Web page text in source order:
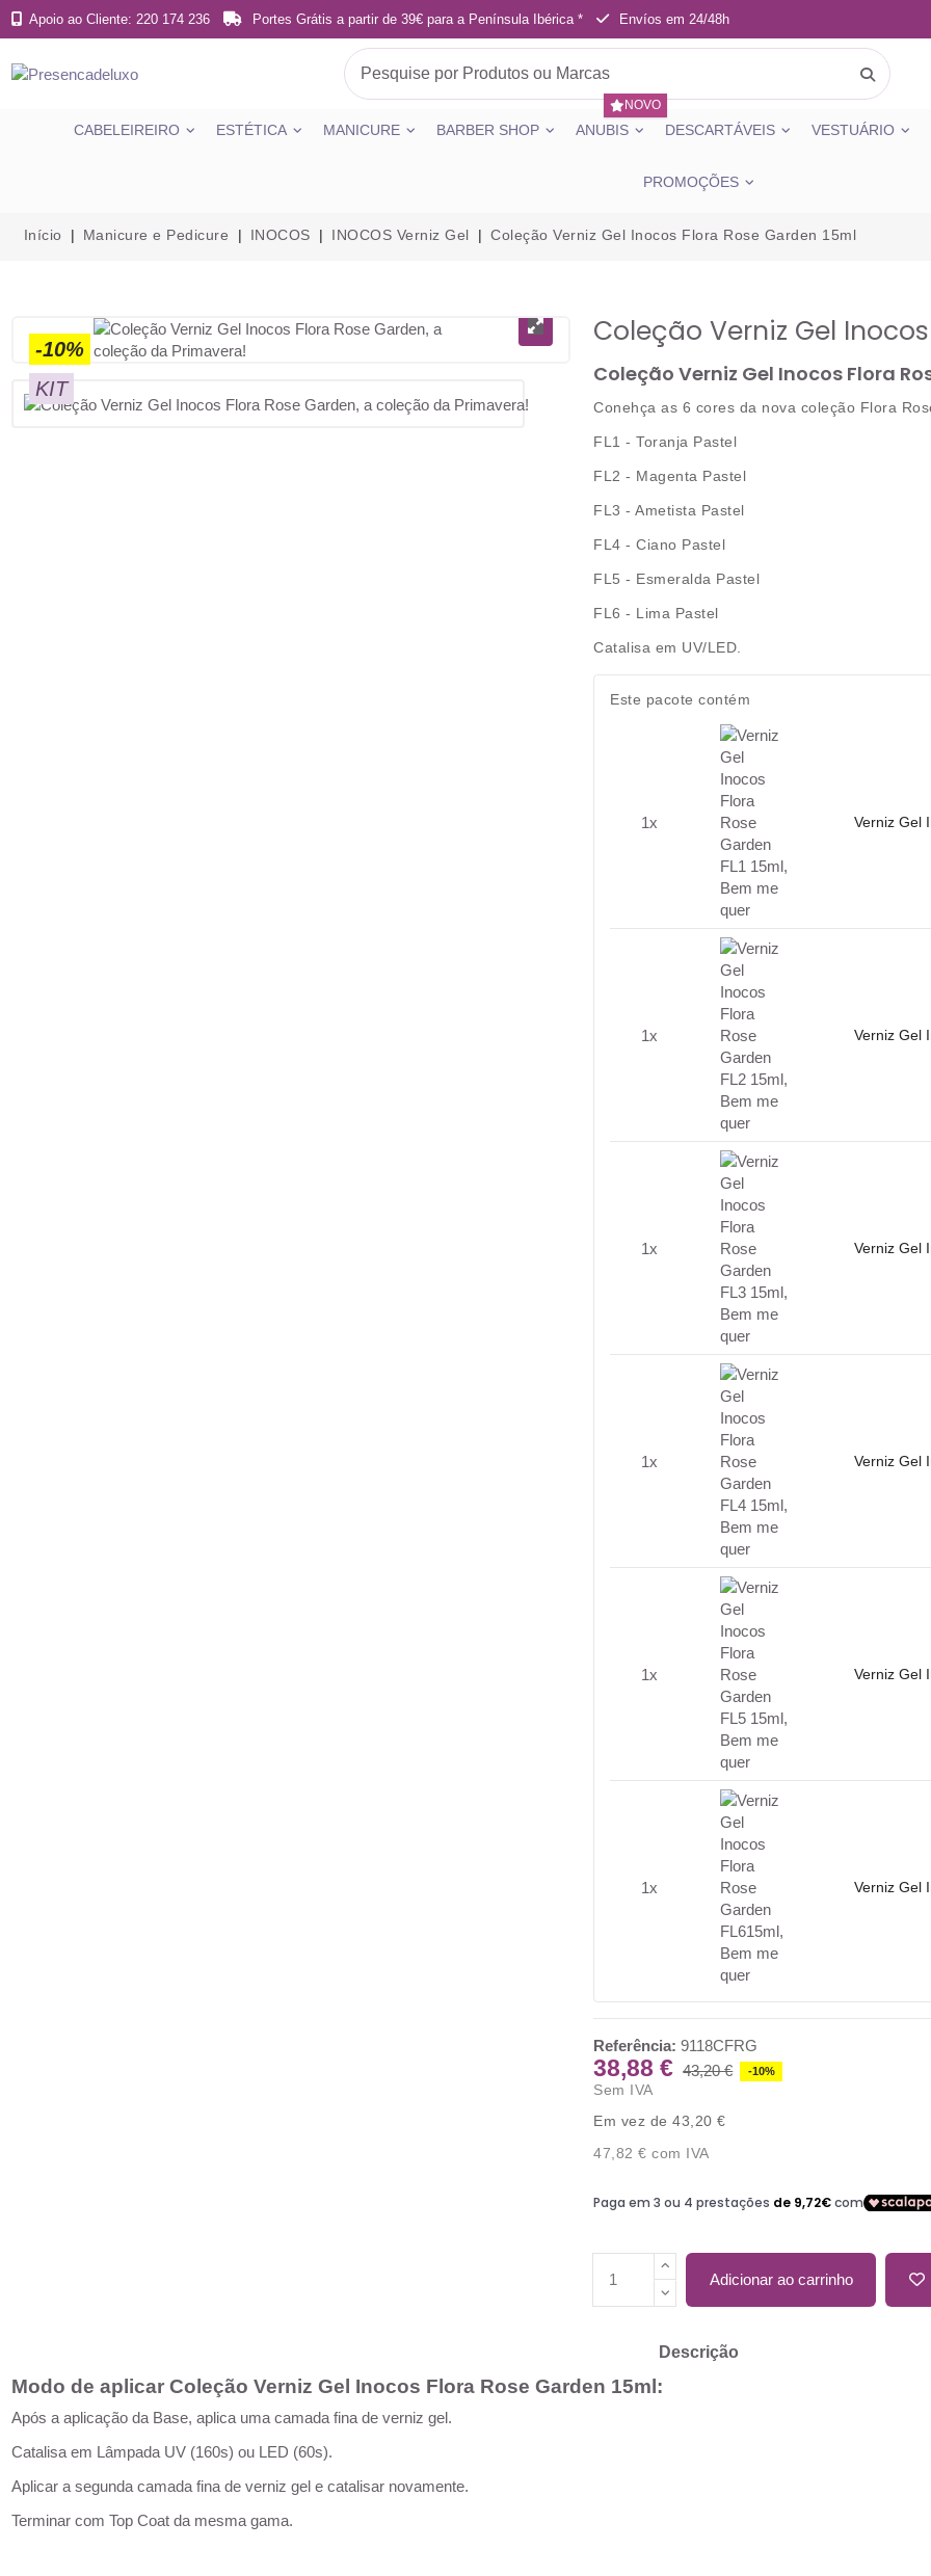
Apoio ao Cliente: 220 174 236 Portes Grátis a partir de 39€ para a Península Ibérica * Envíos em 24/48h
CABELEIREIRO ESTÉTICA MANICURE BARBER SHOP ANUBIS
NOVO
DESCARTÁVEIS VESTUÁRIO
PROMOÇÕES
Início Manicure e Pedicure INOCOS INOCOS Verniz Gel Coleção Verniz Gel Inocos Flora Rose Garden 15ml
-10%
KIT
Coleção Verniz Gel
Coleção Verniz Gel Inocos Flora
Conehça as 6 cores da nova coleção Flora
FL1 - Toranja Pastel
FL2 - Magenta Pastel
FL3 - Ametista Pastel
FL4 - Ciano Pastel
FL5 - Esmeralda Pastel
FL6 - Lima Pastel
Catalisa em UV/LED.
Este pacote contém
1x Verniz Gel
1x Verniz Gel
1x Verniz Gel
1x Verniz Gel
1x Verniz Gel
1x Verniz Gel
Referência: 9118CFRG
38,88 € 43,20 € -10%
Sem IVA
Em vez de 43,20 €
47,82 € com IVA
Adicionar ao carrinho
Descrição
Modo de aplicar Coleção Verniz Gel Inocos Flora Rose Garden 15ml:
Após a aplicação da Base, aplica uma camada fina de verniz gel.
Catalisa em Lâmpada UV (160s) ou LED (60s).
Aplicar a segunda camada fina de verniz gel e catalisar novamente.
Terminar com Top Coat da mesma gama.